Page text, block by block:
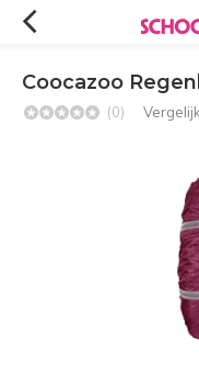
Coocazoo
(0) Vergelijk